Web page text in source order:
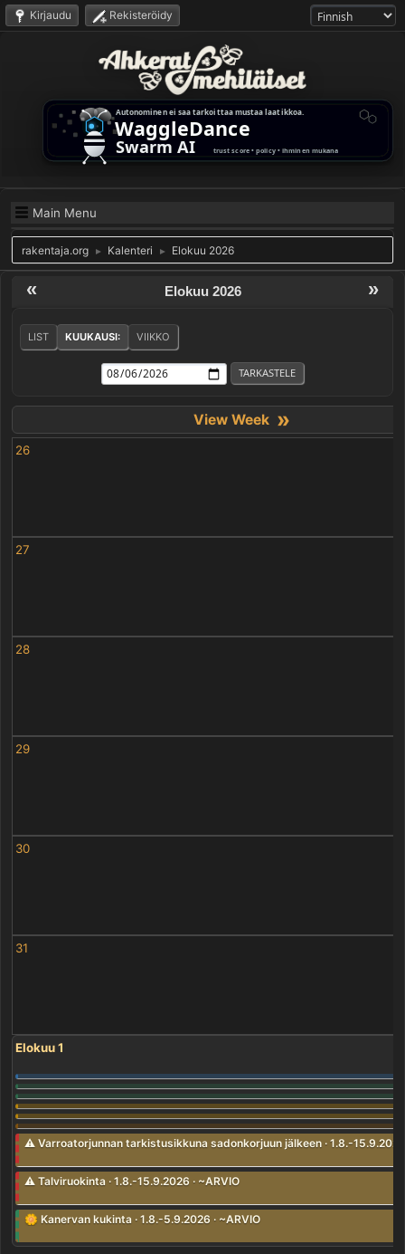
Kirjaudu Rekisteröidy
Main Menu
rakentaja.org ► Kalenteri ► Elokuu 2026
« »
Elokuu 2026
LIST KUUKAUSI: VIIKKO
»
26
27
28
29
30
31
Elokuu 1
⚠️ Varroatorjunnan tarkistusikkuna sadonkorjuun jälkeen · 1.8.-15.9.2026
⚠️ Talviruokinta · 1.8.-15.9.2026 · ~ARVIO
🌼 Kanervan kukinta · 1.8.-5.9.2026 · ~ARVIO